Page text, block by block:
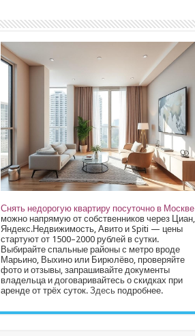
Снять недорогую квартиру посуточно в Москве
можно напрямую от собственников через Циан,
Яндекс.Недвижимость, Авито и Spiti — цены
стартуют от 1500–2000 рублей в сутки.
Выбирайте спальные районы с метро вроде
Марьино, Выхино или Бирюлёво, проверяйте
фото и отзывы, запрашивайте документы
владельца и договаривайтесь о скидках при
аренде от трёх суток. Здесьподробнее.